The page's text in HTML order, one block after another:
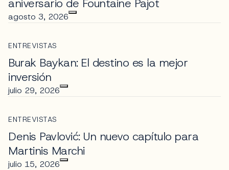
aniversario de Fountaine Pajot
agosto 3, 2026
ENTREVISTAS
Burak Baykan: El destino es la mejor
inversión
julio 29, 2026
ENTREVISTAS
Denis Pavlović: Un nuevo capítulo para
Martinis Marchi
julio 15, 2026